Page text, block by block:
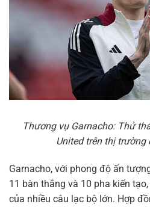
Thương vụ Garnacho: Thử
United trên thị trường
Garnacho, với phong độ ấn
11 bàn thắng và 10 pha kiến
của nhiều câu lạc bộ lớn. Hợp